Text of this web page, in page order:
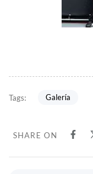
Tags: Galería
SHARE ON